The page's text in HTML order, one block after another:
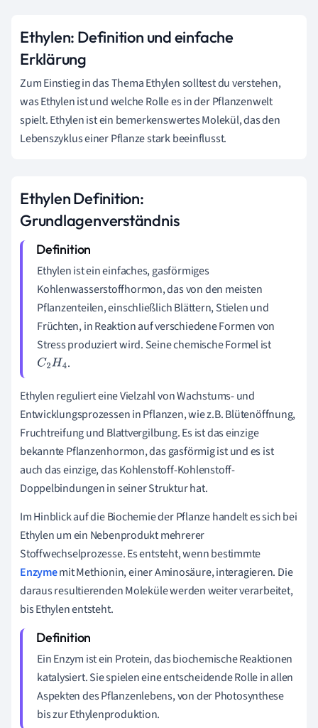
Ethylen: Definition und einfache
Erklärung
Zum Einstieg in das Thema Ethylen solltest du verstehen,
was Ethylen ist und welche Rolle es in der Pflanzenwelt
spielt. Ethylen ist ein bemerkenswertes Molekül, das den
Lebenszyklus einer Pflanze stark beeinflusst.
Ethylen Definition:
Grundlagenverständnis
Ethylen ist ein einfaches, gasförmiges
Kohlenwasserstoffhormon, das von den meisten
Pflanzenteilen, einschließlich Blättern, Stielen und
Früchten, in Reaktion auf verschiedene Formen von
Stress produziert wird. Seine chemische Formel ist
C2H4 .
Ethylen reguliert eine Vielzahl von Wachstums- und
Entwicklungsprozessen in Pflanzen, wie z.B. Blütenöffnung,
Fruchtreifung und Blattvergilbung. Es ist das einzige
bekannte Pflanzenhormon, das gasförmig ist und es ist
auch das einzige, das Kohlenstoff-Kohlenstoff-
Doppelbindungen in seiner Struktur hat.
Im Hinblick auf die Biochemie der Pflanze handelt es sich bei
Ethylen um ein Nebenprodukt mehrerer
Stoffwechselprozesse. Es entsteht, wenn bestimmte
Enzymemit Methionin, einer Aminosäure, interagieren. Die
daraus resultierenden Moleküle werden weiter verarbeitet,
bis Ethylen entsteht.
Ein Enzym ist ein Protein, das biochemische Reaktionen
katalysiert. Sie spielen eine entscheidende Rolle in allen
Aspekten des Pflanzenlebens, von der Photosynthese
bis zur Ethylenproduktion.